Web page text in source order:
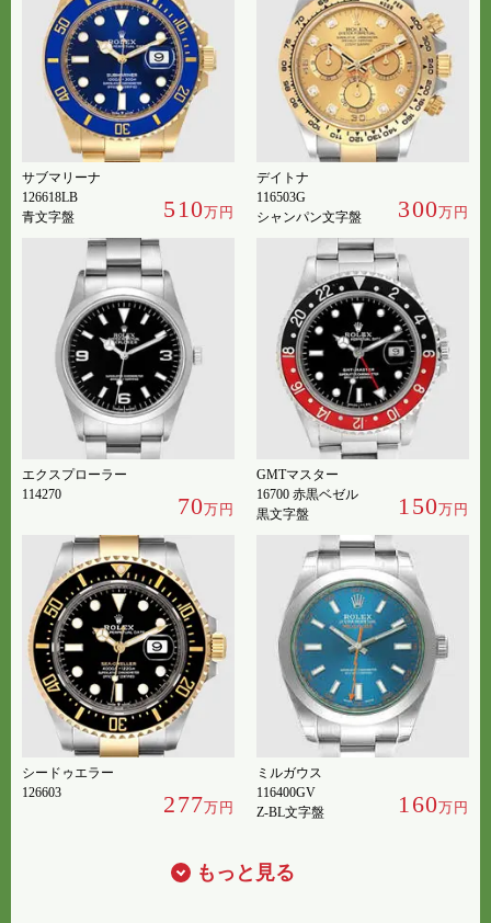
サブマリーナ
126618LB
青文字盤
510万円
デイトナ
116503G
シャンパン文字盤
300万円
エクスプローラー
114270
70万円
GMTマスター
16700 赤黒ベゼル
黒文字盤
150万円
シードゥエラー
126603
277万円
ミルガウス
116400GV
Z-BL文字盤
160万円
もっと見る